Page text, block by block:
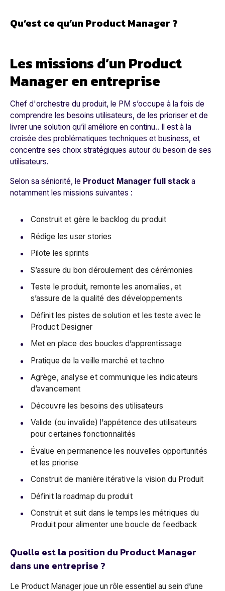
Qu’est ce qu’un Product Manager ?
Les missions d’un Product
Manager en entreprise
Chef d'orchestre du produit, le PM s’occupe à la fois de
comprendre les besoins utilisateurs, de les prioriser et de
livrer une solution qu’il améliore en continu.. Il est à la
croisée des problématiques techniques et business, et
concentre ses choix stratégiques autour du besoin de ses
utilisateurs.
Selon sa séniorité, le Product Manager full stack a
notamment les missions suivantes :
Construit et gère le backlog du produit
Rédige les user stories
Pilote les sprints
S’assure du bon déroulement des cérémonies
Teste le produit, remonte les anomalies, et
s’assure de la qualité des développements
Définit les pistes de solution et les teste avec le
Product Designer
Met en place des boucles d’apprentissage
Pratique de la veille marché et techno
Agrège, analyse et communique les indicateurs
d’avancement
Découvre les besoins des utilisateurs
Valide (ou invalide) l’appétence des utilisateurs
pour certaines fonctionnalités
Évalue en permanence les nouvelles opportunités
et les priorise
Construit de manière itérative la vision du Produit
Définit la roadmap du produit
Construit et suit dans le temps les métriques du
Produit pour alimenter une boucle de feedback
Quelle est la position du Product Manager
dans une entreprise ?
Le Product Manager joue un rôle essentiel au sein d’une